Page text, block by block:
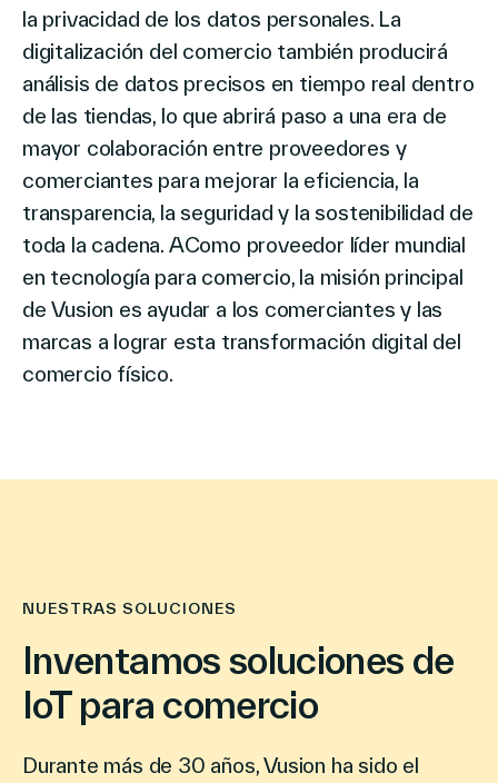
la privacidad de los datos personales. La
digitalización del comercio también producirá
análisis de datos precisos en tiempo real dentro
de las tiendas, lo que abrirá paso a una era de
mayor colaboración entre proveedores y
comerciantes para mejorar la eficiencia, la
transparencia, la seguridad y la sostenibilidad de
toda la cadena. AComo proveedor líder mundial
en tecnología para comercio, la misión principal
de Vusion es ayudar a los comerciantes y las
marcas a lograr esta transformación digital del
comercio físico.
NUESTRAS SOLUCIONES
Inventamos soluciones de
IoT para comercio
Durante más de 30 años, Vusion ha sido el